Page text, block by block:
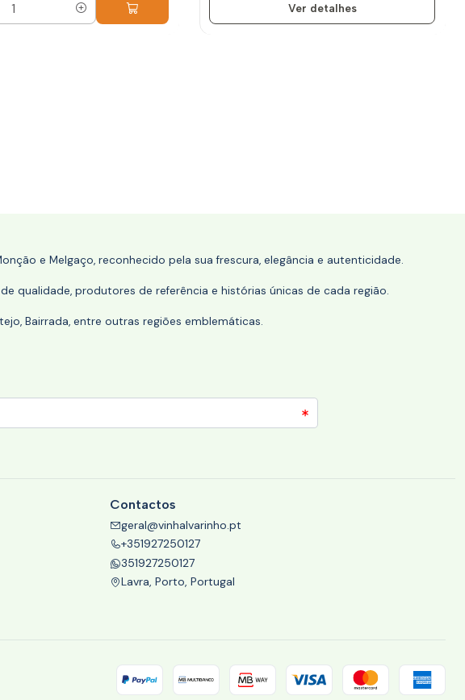
Ver detalhes
e Melgaço, reconhecido pela sua frescura, elegância e autenticidade.
qualidade, produtores de referência e histórias únicas de cada região.
Bairrada, entre outras regiões emblemáticas.
Contactos
geral@vinhalvarinho.pt
+351927250127
351927250127
Lavra, Porto, Portugal